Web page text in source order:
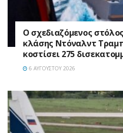
Ο σχεδιαζόμενος
κλάσης Ντόναλντ
κοστίσει 275
6 ΑΥΓΟΎΣΤΟΥ 2026